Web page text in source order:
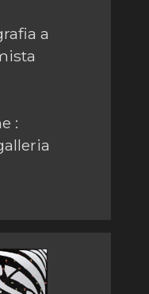
a
: